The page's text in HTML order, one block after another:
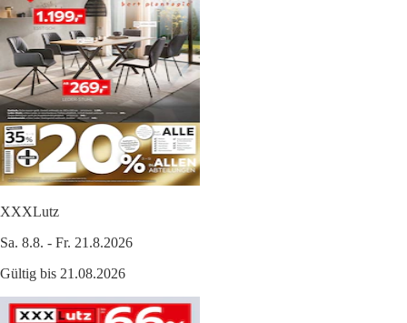
XXXLutz
Sa. 8.8. - Fr. 21.8.2026
Gültig bis 21.08.2026